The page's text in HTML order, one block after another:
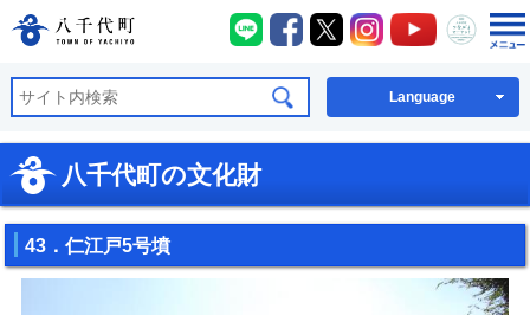
八千代町公式ホームページ
八千代町LINE
八千代町Facebook
八千代町X八千代町Instagram
八千代町
八千
Language
八千代町の文化財
43．仁江戸5号墳